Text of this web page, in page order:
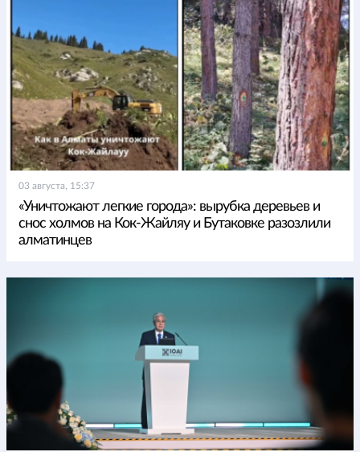
03 августа, 15:37
«Уничтожают легкие города»: вырубка деревьев и
снос холмов на Кок-Жайляу и Бутаковке разозлили
алматинцев